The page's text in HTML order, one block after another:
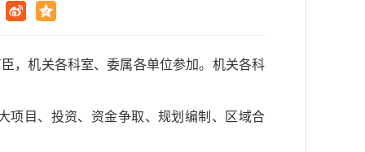
，机关各科室、委属各单位参加。机关各科
项目、投资、资金争取、规划编制、区域合